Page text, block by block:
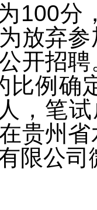
100分
放弃
开招
比例确
，笔
贵州
限公